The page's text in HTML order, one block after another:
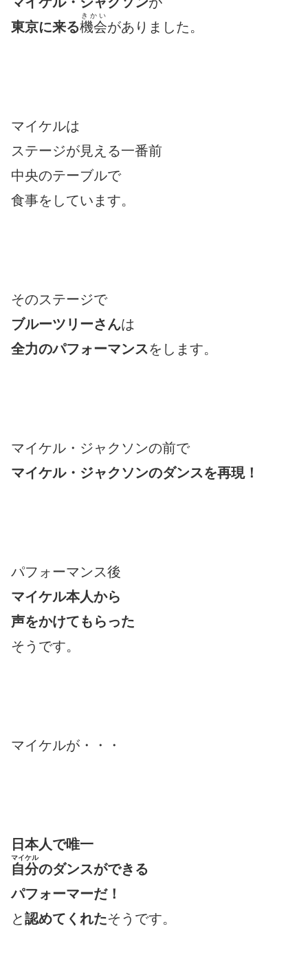
東京に来る機会
きかい
がありました。
マイケルは
ステージが見える一番前
中央のテーブルで
食事をしています。
そのステージで
ブルーツリーさんは
全力のパフォーマンスをします。
マイケル・ジャクソンの前で
マイケル・ジャクソンのダンスを再現！
パフォーマンス後
マイケル本人から
声をかけてもらった
そうです。
マイケルが・・・
日本人で唯一
自分
マイケル
のダンスができる
パフォーマーだ！
と認めてくれたそうです。